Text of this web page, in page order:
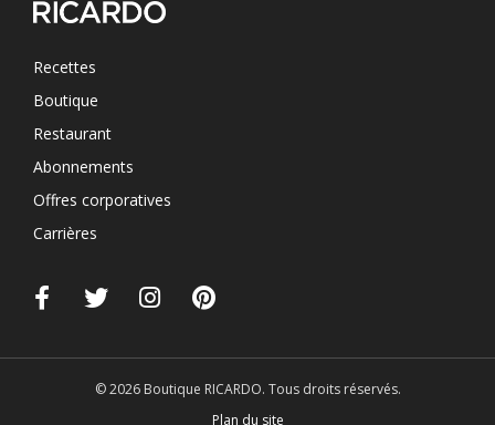
Recettes
Boutique
Restaurant
Abonnements
Offres corporatives
Carrières
© 2026 Boutique RICARDO. Tous droits réservés.
Plan du site